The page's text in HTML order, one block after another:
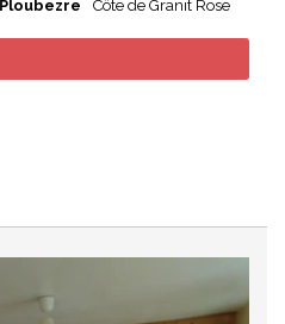
Ploubezre
Côte de Granit Rose